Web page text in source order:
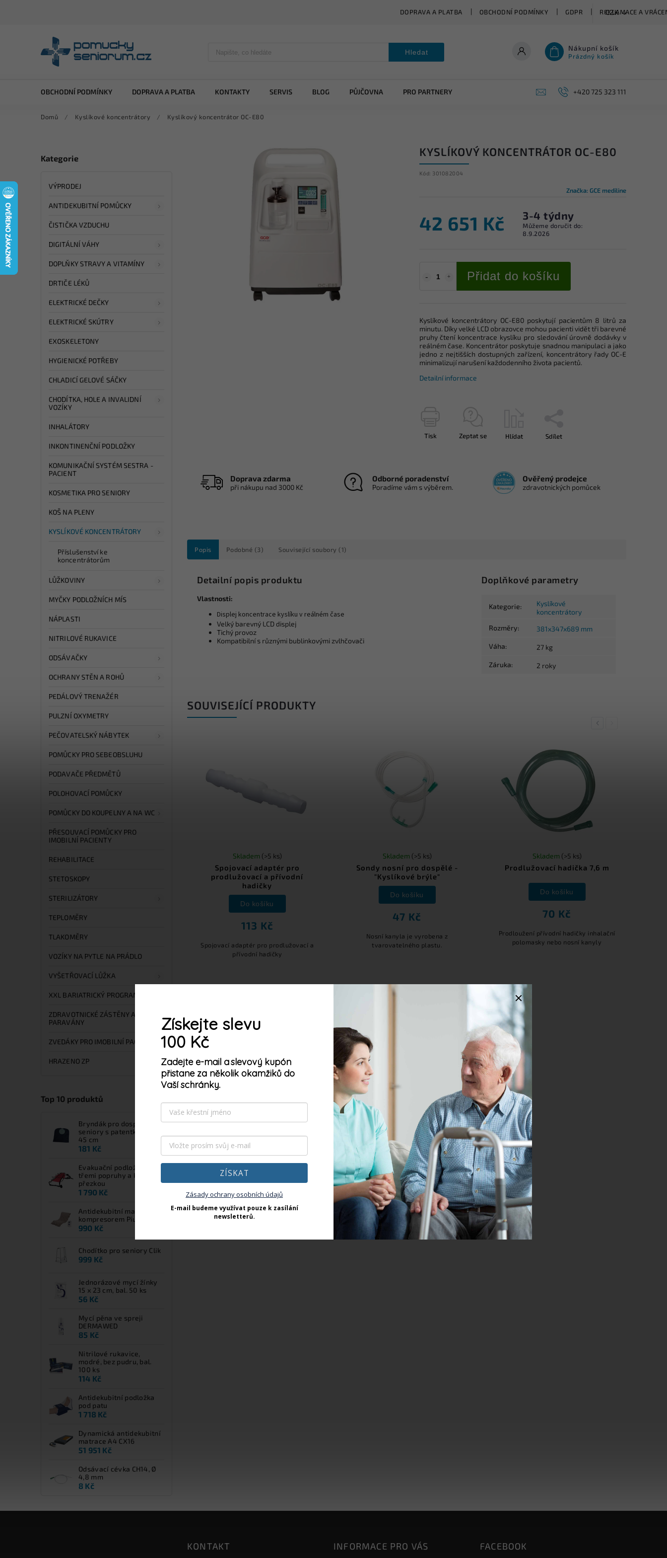
Tento web používá soubory cookie. Dalším procházením tohoto webu
vyjadřujete souhlas s jejich používáním. Více informacízde.
Nastavení
Souhlasím
DOPRAVA A PLATBA OBCHODNÍ PODMÍNKY GDPR REKLAMACE A
CZK
Hledat Nákupní košík
Prázdný košík
OBCHODNÍ PODMÍNKY DOPRAVA A PLATBA KONTAKTY SERVIS BLOG PŮJČOVNA PRO PARTNERY +420 725 323 111
Domů / Kyslíkové koncentrátory / Kyslíkový koncentrátor OC-E80
Kategorie
VÝPRODEJ
ANTIDEKUBITNÍ POMŮCKY
ČISTIČKA VZDUCHU
DIGITÁLNÍ VÁHY
DOPLŇKY STRAVY A VITAMÍNY
DRTIČE LÉKŮ
ELEKTRICKÉ DEČKY
ELEKTRICKÉ SKÚTRY
EXOSKELETONY
HYGIENICKÉ POTŘEBY
CHLADICÍ GELOVÉ SÁČKY
CHODÍTKA, HOLE A INVALIDNÍ
VOZÍKY
INHALÁTORY
INKONTINENČNÍ PODLOŽKY
KOMUNIKAČNÍ SYSTÉM SESTRA -
PACIENT
KOSMETIKA PRO SENIORY
KOŠ NA PLENY
KYSLÍKOVÉ KONCENTRÁTORY
Příslušenství ke
koncentrátorům
LŮŽKOVINY
MYČKY PODLOŽNÍCH MÍS
NÁPLASTI
NITRILOVÉ RUKAVICE
ODSÁVAČKY
OCHRANY STĚN A ROHŮ
PEDÁLOVÝ TRENAŽÉR
PULZNÍ OXYMETRY
PEČOVATELSKÝ NÁBYTEK
POMŮCKY PRO SEBEOBSLUHU
PODAVAČE PŘEDMĚTŮ
POLOHOVACÍ POMŮCKY
POMŮCKY DO KOUPELNY A NA WC
PŘESOUVACÍ POMŮCKY PRO
IMOBILNÍ PACIENTY
REHABILITACE
STETOSKOPY
STERILIZÁTORY
TEPLOMĚRY
TLAKOMĚRY
VOZÍKY NA PYTLE NA PRÁDLO
VYŠETŘOVACÍ LŮŽKA
XXL BARIATRICKÝ PROGRAM
ZDRAVOTNICKÉ ZÁSTĚNY A
PARAVÁNY
ZVEDÁKY PRO IMOBILNÍ PACIENTY
HRAZENO ZP
Top 10 produktů
Bryndák pro dospělé a
seniory s patentkami 90 x
45 cm
181 Kč
Evakuační podložka EVS s
třemi popruhy a kovovou
přezkou
1 790 Kč
Antidekubitní matrace s
kompresorem Piuma UP
990 Kč
Chodítko pro seniory Clik
999 Kč
Jednorázové mycí žínky
15 x 23 cm, bal. 50 ks
56 Kč
Mycí pěna ve spreji
DERMAWED
85 Kč
Nitrilové rukavice,
modré, bez pudru, bal.
100 ks
114 Kč
Antidekubitní podložka
pod patu
1 718 Kč
Dynamická antidekubitní
matrace A4 CX16
51 951 Kč
Odsávací cévka CH14, Ø
4,8 mm
8 Kč
KYSLÍKOVÝ KONCENTRÁTOR OC-E80
Kód: 301082004
Značka: GCE mediline
42 651 Kč 3-4 týdny
Můžeme doručit do:
8.9.2026
Přidat do košíku
Kyslíkové koncentrátory OC-E80 poskytují pacientům 8 litrů za
minutu. Díky velké LCD obrazovce mohou pacienti vidět tři barevné
pruhy čtení koncentrace kyslíku pro sledování úrovně dodávky v
reálném čase. Koncentrátor poskytuje snadnou manipulaci a jako
jedno z nejtišších dostupných zařízení, koncentrátory řady OC-E
minimalizují narušení každodenního života pacientů.
Detailní informace
Tisk Zeptat se Hlídat Sdílet
Doprava zdarma
při nákupu nad 3000 Kč
Odborné poradenství
Poradíme vám s výběrem.
Ověřený prodejce
zdravotnických pomůcek
Popis Podobné (3) Související soubory (1)
Detailní popis produktu
Vlastnosti:
Displej koncentrace kyslíku v reálném čase
Velký barevný LCD displej
Tichý provoz
Kompatibilní s různými bublinkovými zvlhčovači
Doplňkové parametry
Kategorie:
Kyslíkové
koncentrátory
Rozměry: 381x347x689 mm
Váha: 27 kg
Záruka: 2 roky
SOUVISEJÍCÍ PRODUKTY
Previous
Skladem
Do košíku
Polomaska je vyrobena z
nezávadného plastu. Navíc je
klipem, díky kterému se lépe
přizpůsobí individuálním potřebám...
Spojovací adaptér pro
prodlužovací a přívodní
hadičky
Skladem (>5 ks)
113 Kč
Do košíku
Spojovací adaptér pro prodlužovací a
přívodní hadičky
Sondy nosní pro dospělé -
"Kyslíkové brýle"
Skladem (>5 ks)
47 Kč
Do košíku
Nosní kanyla je vyrobena z
tvarovatelného plastu.
Prodlužovací hadička 7,6 m
Skladem (>5 ks)
70 Kč
Do košíku
Prodloužení přívodní hadičky inhalační
polomasky nebo nosní kanyly
KONTAKT INFORMACE PRO VÁS FACEBOOK
Získejte slevu
100 Kč
Zadejte e-mail aslevový kupón
přistane za několik okamžiků do
Vaší schránky.
ZÍSKAT
Zásady ochrany osobních údajů
E-mail budeme využívat pouze k zasílání
newsletterů.